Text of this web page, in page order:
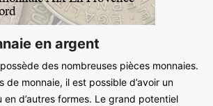
en argent
des nombreuses pièces monnaies.
de monnaie, il est possible d’avoir un
d’autres formes. Le grand potentiel